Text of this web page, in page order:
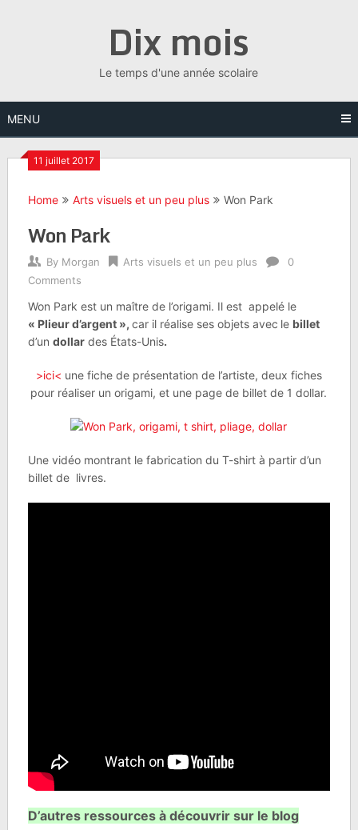
Dix mois
Le temps d'une année scolaire
MENU
11 juillet 2017
Home Arts visuels et un peu plus Won Park
Won Park
By Morgan Arts visuels et un peu plus
0
Comments
Won Park est un maître de l’origami. Il est appelé le
« Plieur d’argent», car il réalise ses objets avec le billet
d’un dollardes États-Unis.
>ici< une fiche de présentation de l’artiste, deux fiches
pour réaliser un origami, et une page de billet de 1 dollar.
Une vidéo montrant le fabrication du T-shirt à partir d’un
billet de livres.
D’autres ressources à découvrir sur le blog